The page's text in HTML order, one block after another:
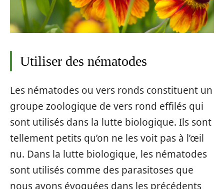
Utiliser des nématodes
Les nématodes ou vers ronds constituent un
groupe zoologique de vers rond effilés qui
sont utilisés dans la lutte biologique. Ils sont
tellement petits qu’on ne les voit pas à l’œil
nu. Dans la lutte biologique, les nématodes
sont utilisés comme des parasitoses que
nous avons évoquées dans les précédents